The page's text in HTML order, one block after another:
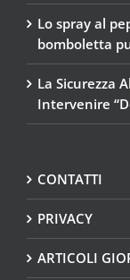
Lo spray al
bomboletta
La Sicurezza
Intervenire
CONTATTI
PRIVACY
ARTICOLI